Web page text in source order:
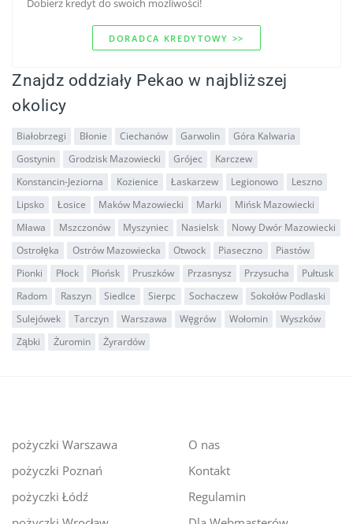
Dobierz kredyt do swoich mozliwości!
DORADCA KREDYTOWY >>
Znajdz oddziały Pekao w najbliższej
okolicy
Białobrzegi Błonie Ciechanów Garwolin
Góra Kalwaria
Gostynin
Grodzisk Mazowiecki Grójec
Karczew
Konstancin-Jeziorna
Kozienice Łaskarzew Legionowo
Leszno
Lipsko
Łosice Maków Mazowiecki Marki
Mińsk Mazowiecki
Mława
Mszczonów Myszyniec Nasielsk
Nowy Dwór Mazowiecki
Ostrołęka
Ostrów Mazowiecka Otwock Piaseczno
Piastów
Pionki
Płock Płońsk Pruszków Przasnysz Przysucha
Pułtusk
Radom
Raszyn Siedlce Sierpc Sochaczew
Sokołów Podlaski
Sulejówek
Tarczyn Warszawa Węgrów Wołomin
Wyszków
Ząbki
Żuromin Żyrardów
pożyczki Warszawa
pożyczki Poznań
pożyczki Łódź
O nas
Kontakt
Regulamin